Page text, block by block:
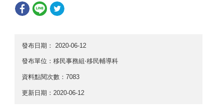
發布日期： 2020-06-12
發布單位：移民事務組‧移民輔導科
資料點閱次數：7083
更新日期：2020-06-12